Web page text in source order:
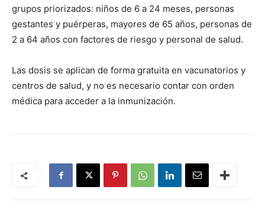
grupos priorizados: niños de 6 a 24 meses, personas
gestantes y puérperas, mayores de 65 años, personas de
2 a 64 años con factores de riesgo y personal de salud.
Las dosis se aplican de forma gratuita en vacunatorios y
centros de salud, y no es necesario contar con orden
médica para acceder a la inmunización.